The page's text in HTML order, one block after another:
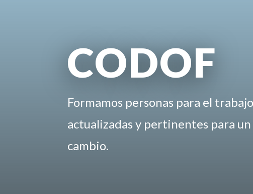
CODOF
Formamos personas para el
actualizadas y pertinentes para
cambio.